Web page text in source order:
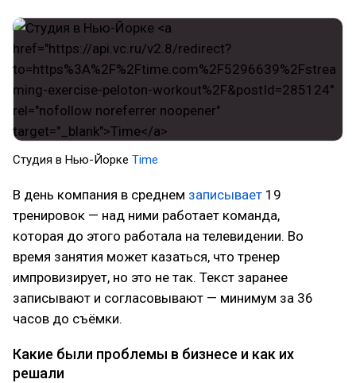
Студия в Нью-Йорке Time
В день компания в среднем записывает 19
тренировок — над ними работает команда,
которая до этого работала на телевидении. Во
время занятия может казаться, что тренер
импровизирует, но это не так. Текст заранее
записывают и согласовывают — минимум за 36
часов до съёмки.
Какие были проблемы в бизнесе и как их
решали